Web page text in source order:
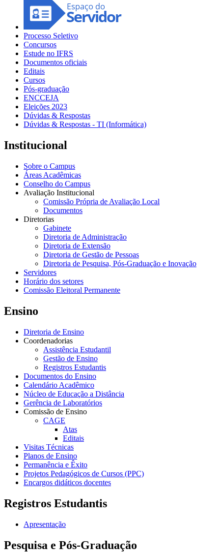
Processo Seletivo
Concursos
Estude no IFRS
Documentos oficiais
Editais
Cursos
Pós-graduação
ENCCEJA
Eleições 2023
Dúvidas & Respostas
Dúvidas & Respostas - TI (Informática)
Institucional
Sobre o Campus
Áreas Acadêmicas
Conselho do Campus
Avaliação Institucional
Comissão Própria de Avaliação Local
Documentos
Diretorias
Gabinete
Diretoria de Administração
Diretoria de Extensão
Diretoria de Gestão de Pessoas
Diretoria de Pesquisa, Pós-Graduação e Inovação
Servidores
Horário dos setores
Comissão Eleitoral Permanente
Ensino
Diretoria de Ensino
Coordenadorias
Assistência Estudantil
Gestão de Ensino
Registros Estudantis
Documentos do Ensino
Calendário Acadêmico
Núcleo de Educação a Distância
Gerência de Laboratórios
Comissão de Ensino
CAGE
Atas
Editais
Visitas Técnicas
Planos de Ensino
Permanência e Êxito
Projetos Pedagógicos de Cursos (PPC)
Encargos didáticos docentes
Registros Estudantis
Apresentação
Pesquisa e Pós-Graduação